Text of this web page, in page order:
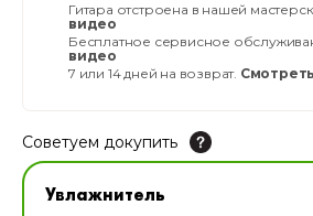
Гитара отстроена в нашей
видео
Бесплатное сервисное
видео
7 или 14 дней на возврат.
Советуем докупить
Увлажнитель для
В наличии
Увлажнитель